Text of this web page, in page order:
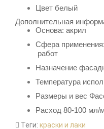
Цвет белый
Дополнительная
Основа: акрил
Сфера
работ
Назначение
Температура
Размеры и вес
Расход 80-100 мл/
Теги: краски и лаки